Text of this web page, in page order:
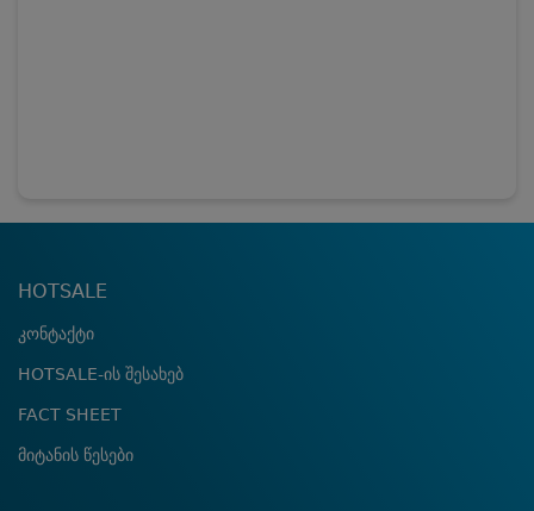
HOTSALE
კონტაქტი
HOTSALE-ის შესახებ
FACT SHEET
მიტანის წესები